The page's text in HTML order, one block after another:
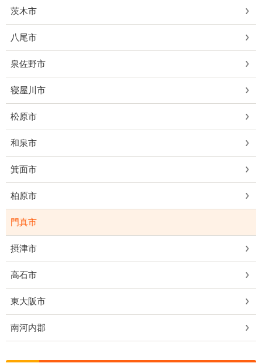
茨木市
八尾市
泉佐野市
寝屋川市
松原市
和泉市
箕面市
柏原市
門真市
摂津市
高石市
東大阪市
南河内郡